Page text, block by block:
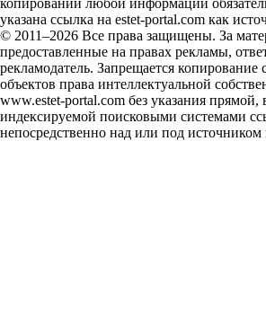
копировании любой информации
указана ссылка на estet-portal.com как
© 2011–2026 Все права защищены. За
предоставленные на правах рекламы,
рекламодатель. Запрещается копирование
объектов права интеллектуальной
www.estet-portal.com без указания
индексируемой поисковыми системами
непосредственно над или под источником